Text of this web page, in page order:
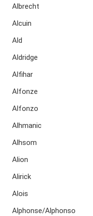
Albrecht
Alcuin
Ald
Aldridge
Alfihar
Alfonze
Alfonzo
Alhmanic
Alhsom
Alion
Alirick
Alois
Alphonse/Alphonso